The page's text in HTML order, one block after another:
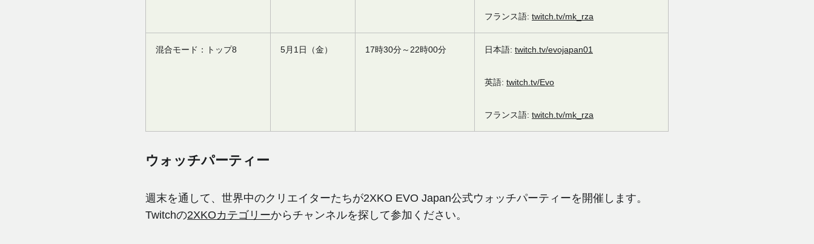
フランス語: twitch.tv/mk_rza
混合モード：トップ8 5月1日（金） 17時30分～22時00分 日本語: twitch.tv/evojapan01
英語: twitch.tv/Evo
フランス語: twitch.tv/mk_rza
ウォッチパーティー
週末を通して、世界中のクリエイターたちが2XKO EVO Japan公式ウォッチパーティーを開催します。
Twitchの2XKOカテゴリーからチャンネルを探して参加ください。